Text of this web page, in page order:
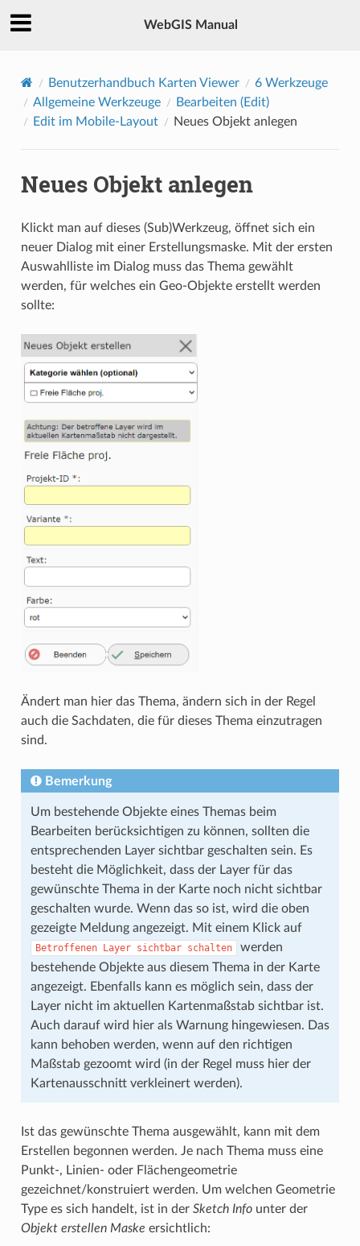
WebGIS Manual
Benutzerhandbuch Karten Viewer 6 Werkzeuge
Allgemeine Werkzeuge
Bearbeiten (Edit)
Edit im Mobile-Layout
Neues Objekt anlegen
Neues Objekt anlegen
Klickt man auf dieses (Sub)Werkzeug, öffnet sich ein
neuer Dialog mit einer Erstellungsmaske. Mit der ersten
Auswahlliste im Dialog muss das Thema gewählt
werden, für welches ein Geo-Objekte erstellt werden
sollte:
Ändert man hier das Thema, ändern sich in der Regel
auch die Sachdaten, die für dieses Thema einzutragen
sind.
Bemerkung
Um bestehende Objekte eines Themas beim
Bearbeiten berücksichtigen zu können, sollten die
entsprechenden Layer sichtbar geschalten sein. Es
besteht die Möglichkeit, dass der Layer für das
gewünschte Thema in der Karte noch nicht sichtbar
geschalten wurde. Wenn das so ist, wird die oben
gezeigte Meldung angezeigt. Mit einem Klick auf
Betroffenen Layer sichtbar schalten
werden
bestehende Objekte aus diesem Thema in der Karte
angezeigt. Ebenfalls kann es möglich sein, dass der
Layer nicht im aktuellen Kartenmaßstab sichtbar ist.
Auch darauf wird hier als Warnung hingewiesen. Das
kann behoben werden, wenn auf den richtigen
Maßstab gezoomt wird (in der Regel muss hier der
Kartenausschnitt verkleinert werden).
Ist das gewünschte Thema ausgewählt, kann mit dem
Erstellen begonnen werden. Je nach Thema muss eine
Punkt-, Linien- oder Flächengeometrie
gezeichnet/konstruiert werden. Um welchen Geometrie
Type es sich handelt, ist in der Sketch Infounter der
Objekt erstellen Maske ersichtlich: